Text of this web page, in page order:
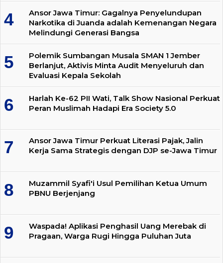
Ansor Jawa Timur: Gagalnya Penyelundupan
Narkotika di Juanda adalah Kemenangan Negara
Melindungi Generasi Bangsa
Polemik Sumbangan Musala SMAN 1 Jember
Berlanjut, Aktivis Minta Audit Menyeluruh dan
Evaluasi Kepala Sekolah
Harlah Ke-62 PII Wati, Talk Show Nasional Perkuat
Peran Muslimah Hadapi Era Society 5.0
Ansor Jawa Timur Perkuat Literasi Pajak, Jalin
Kerja Sama Strategis dengan DJP se-Jawa Timur
Muzammil Syafi'i Usul Pemilihan Ketua Umum
PBNU Berjenjang
Waspada! Aplikasi Penghasil Uang Merebak di
Pragaan, Warga Rugi Hingga Puluhan Juta